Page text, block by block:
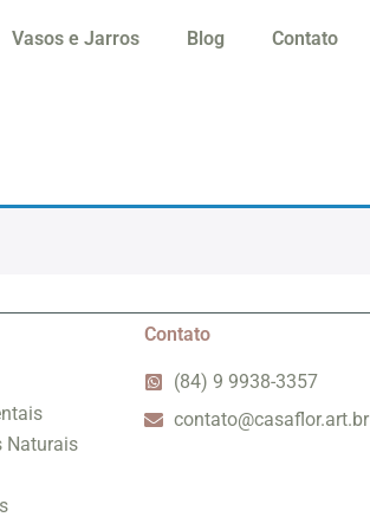
Vasos e Jarros Blog Contato
Naturais
Contato
(84) 9 9938-3357
contato@casaflor.art.br